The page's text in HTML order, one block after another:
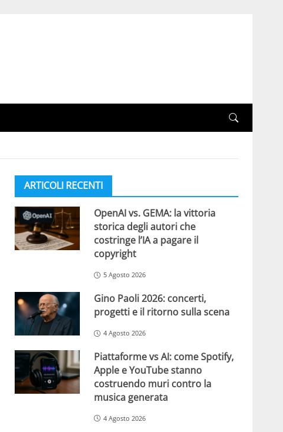
ARTICOLI RECENTI
OpenAI vs. GEMA: la vittoria
storica degli autori che
costringe l’IA a pagare il
copyright
5 Agosto 2026
Gino Paoli 2026: concerti,
progetti e il ritorno sulla scena
4 Agosto 2026
Piattaforme vs AI: come Spotify,
Apple e YouTube stanno
costruendo muri contro la
musica generata
4 Agosto 2026